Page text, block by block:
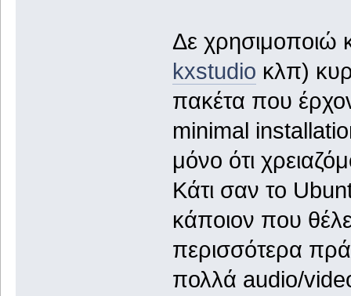
Δε χρησιμοποιώ
kxstudio κλπ)
πακέτα που
minimal
μόνο ότι
Κάτι σαν το
κάποιον που
περισσότερα
πολλά audio/